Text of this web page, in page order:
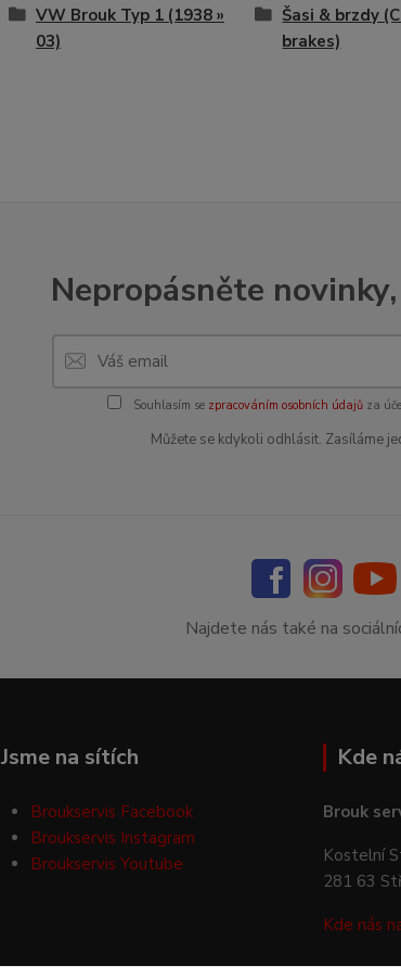
VW Brouk Typ 1 (1938 »
03)
Šasi & brzdy
brakes)
Nepropásněte
Souhlasím se zpracováním osobních údajůza
Můžete se kdykoli odhlásit. Zasíláme
Najdete nás také na
Jsme na sítích
Broukservis Facebook
Broukservis Instagram
Broukservis Youtube
Kde
Brouk
Kostelní
281 63
Kde nás